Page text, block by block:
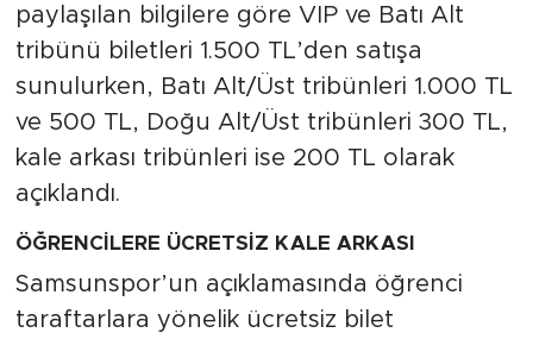
paylaşılan bilgilere göre VIP ve Batı Alt
tribünü biletleri 1.500 TL’den satışa
sunulurken, Batı Alt/Üst tribünleri 1.000 TL
ve 500 TL, Doğu Alt/Üst tribünleri 300 TL,
kale arkası tribünleri ise 200 TL olarak
açıklandı.
ÖĞRENCİLERE ÜCRETSİZ KALE ARKASI
Samsunspor’un açıklamasında öğrenci
taraftarlara yönelik ücretsiz bilet